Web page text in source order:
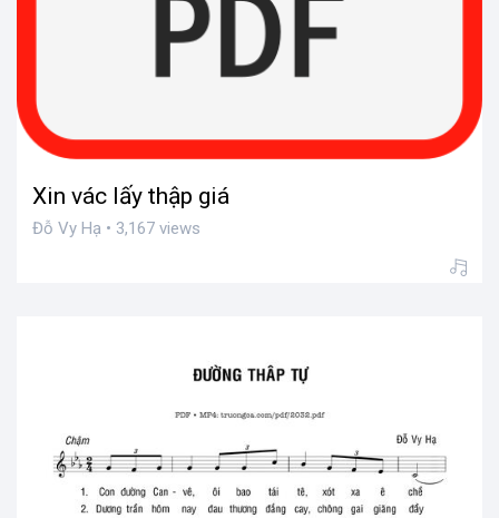
Xin vác lấy thập giá
Đỗ Vy Hạ • 3,167 views